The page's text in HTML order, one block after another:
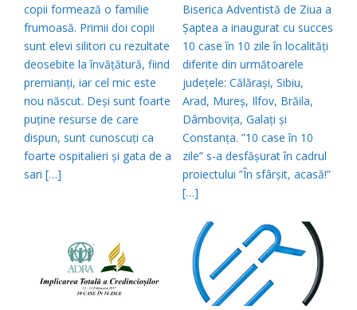
copii formează o familie
frumoasă. Primii doi copii
sunt elevi silitori cu rezultate
deosebite la învățătură, fiind
premianți, iar cel mic este
nou născut. Deși sunt foarte
puține resurse de care
dispun, sunt cunoscuți ca
foarte ospitalieri și gata de a
sari […]
Biserica Adventistă de Ziua a
Șaptea a inaugurat cu succes
10 case în 10 zile în localități
diferite din următoarele
județele: Călărași, Sibiu,
Arad, Mureș, Ilfov, Brăila,
Dâmbovița, Galați și
Constanța. ”10 case în 10
zile” s-a desfășurat în cadrul
proiectului ”În sfârșit, acasă!”
[…]